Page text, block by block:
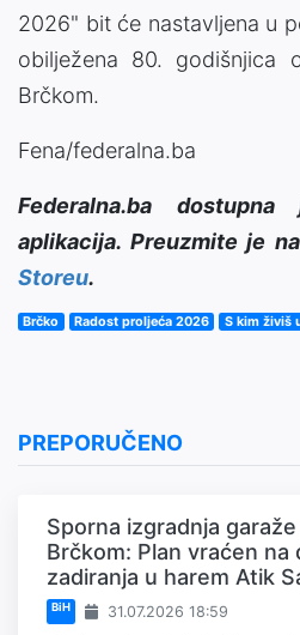
2026" bit će nastavljena u
obilježena 80. godišnjica
Brčkom.
Fena/federalna.ba
Federalna.ba
aplikacija. Preuzmite je na
Storeu.
Brčko Radost proljeća 2026 S kim živiš
PREPORUČENO
Sporna izgradnja
Brčkom: Plan vraćen na
zadiranja u harem Atik
BiH 31.07.2026 18:59